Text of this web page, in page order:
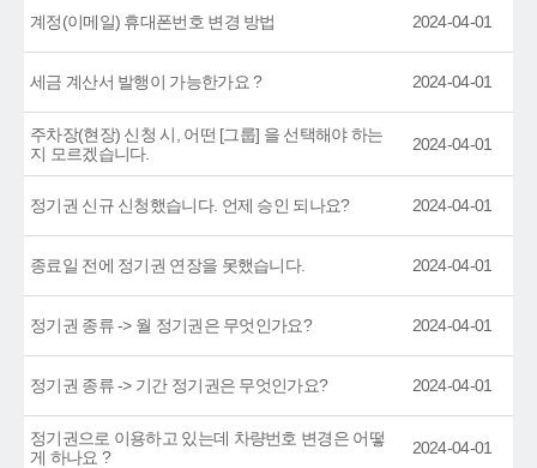
계정(이메일) 휴대폰번호 변경 방법 2024-04-01
세금 계산서 발행이 가능한가요 ? 2024-04-01
주차장(현장) 신청 시, 어떤 [그룹] 을 선택해야 하는
지 모르겠습니다.
2024-04-01
정기권 신규 신청했습니다. 언제 승인 되나요? 2024-04-01
종료일 전에 정기권 연장을 못했습니다. 2024-04-01
정기권 종류 -> 월 정기권은 무엇인가요? 2024-04-01
정기권 종류 -> 기간 정기권은 무엇인가요? 2024-04-01
정기권으로 이용하고 있는데 차량번호 변경은 어떻
게 하나요 ?
2024-04-01